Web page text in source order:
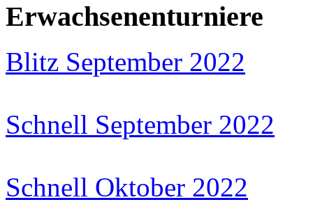
Erwachsenenturniere
Blitz September 2022
Schnell September 2022
Schnell Oktober 2022